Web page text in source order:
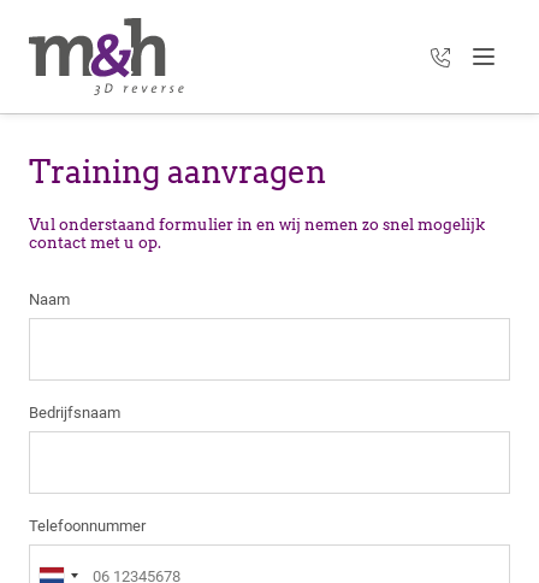
Menu
+31 35 303
Training aanvragen
Vul onderstaand formulier in en wij nemen zo snel mogelijk
contact met u op.
Naam
Bedrijfsnaam
Telefoonnummer